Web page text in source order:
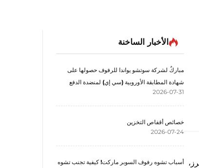
الأخبار الساخنة
مباركٌ لشركة سوتشو يواندا للرفوف حصولها على
شهادة المطابقة الأوروبية (سي إي) لمنضدة الدفع
2026-07-31
خصائص أقفاص التخزين
2026-07-24
أسباب تشوه رفوف السوبر ماركت! كيفية تجنب تشوه